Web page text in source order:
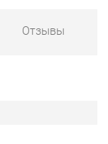
Отзывы